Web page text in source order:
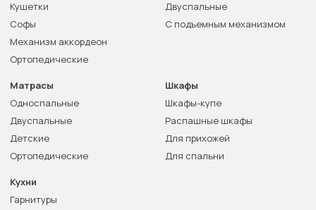
Кушетки
Софы
Механизм аккордеон
Ортопедические
Двуспальные
С подъемным механизмом
Матрасы
Односпальные
Двуспальные
Детские
Ортопедические
Шкафы
Шкафы-купе
Распашные шкафы
Для прихожей
Для спальни
Кухни
Гарнитуры